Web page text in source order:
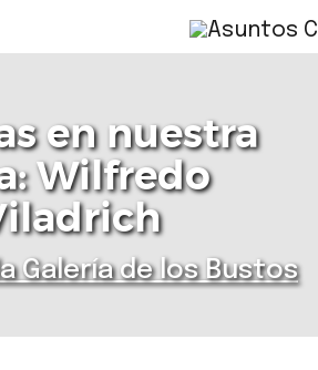
en nuestra
Wilfredo
Galería de los Bustos